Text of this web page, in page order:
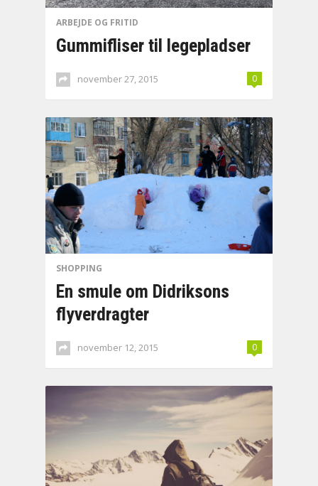
ARBEJDE OG FRITID
Gummifliser til legepladser
november 27, 2015 0
SHOPPING
En smule om Didriksons
flyverdragter
november 12, 2015 0